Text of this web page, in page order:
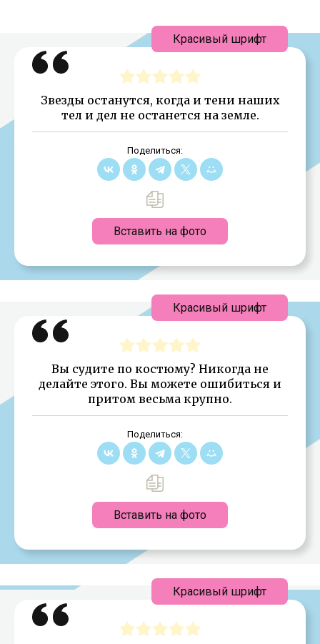
Звезды останутся, когда и тени наших
тел и дел не останется на земле.
Поделиться:
Вставить на фото
Красивый шрифт
Вы судите по костюму? Никогда не
делайте этого. Вы можете ошибиться и
притом весьма крупно.
Поделиться:
Вставить на фото
Красивый шрифт
Красивый шрифт